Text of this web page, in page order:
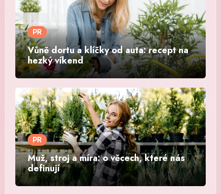
PR
Vůně dortu a klíčky od auta: recept na
hezký víkend
PR
Muž, stroj a míra: o věcech, které nás
definují